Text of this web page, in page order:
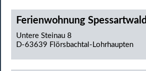
Ferienwohnung Spessartwald
Untere Steinau 8
D-63639 Flörsbachtal-Lohrhaupten